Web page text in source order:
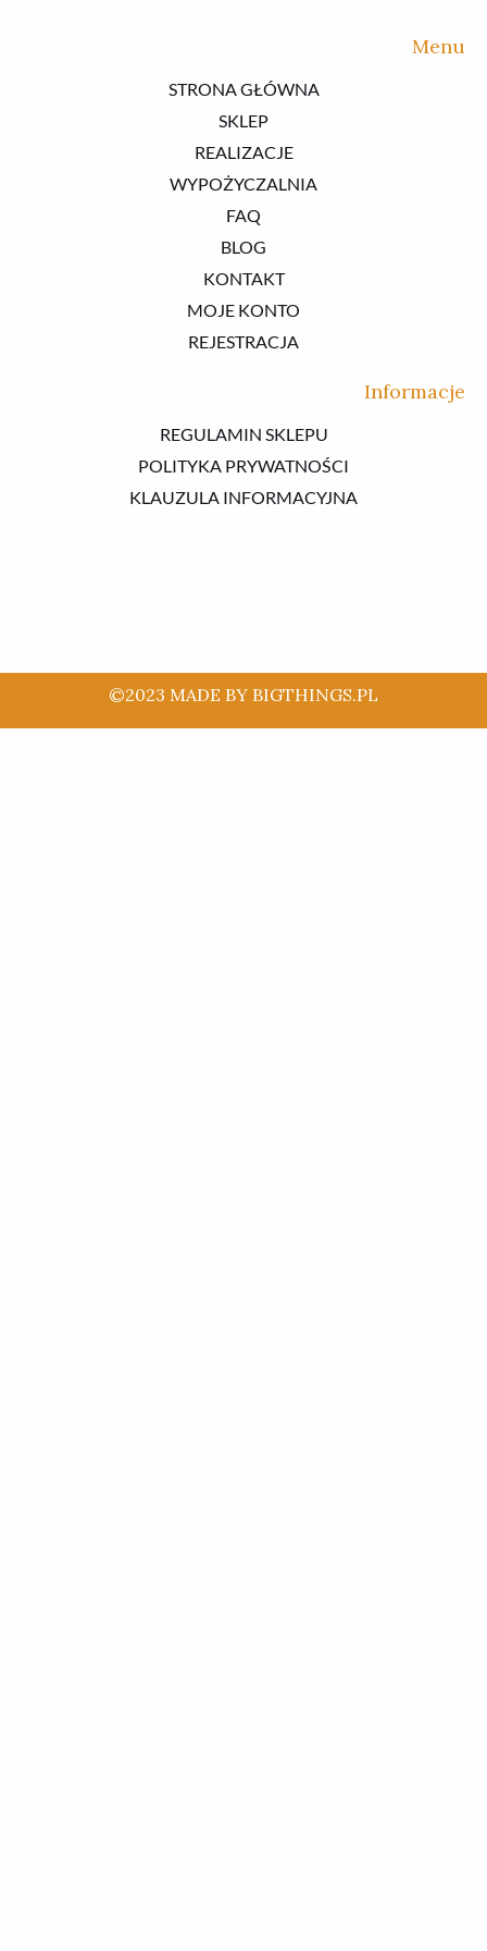
Menu
STRONA GŁÓWNA
SKLEP
REALIZACJE
WYPOŻYCZALNIA
FAQ
BLOG
KONTAKT
MOJE KONTO
REJESTRACJA
Informacje
REGULAMIN SKLEPU
POLITYKA PRYWATNOŚCI
KLAUZULA INFORMACYJNA
©2023 MADE BY BIGTHINGS.PL